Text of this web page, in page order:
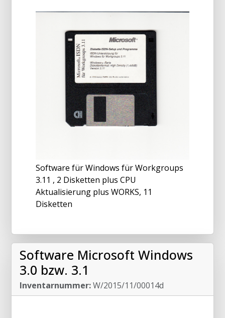
Software für Windows für Workgroups
3.11 , 2 Disketten plus CPU
Aktualisierung plus WORKS, 11
Disketten
Software Microsoft Windows
3.0 bzw. 3.1
Inventarnummer:W/2015/11/00014d